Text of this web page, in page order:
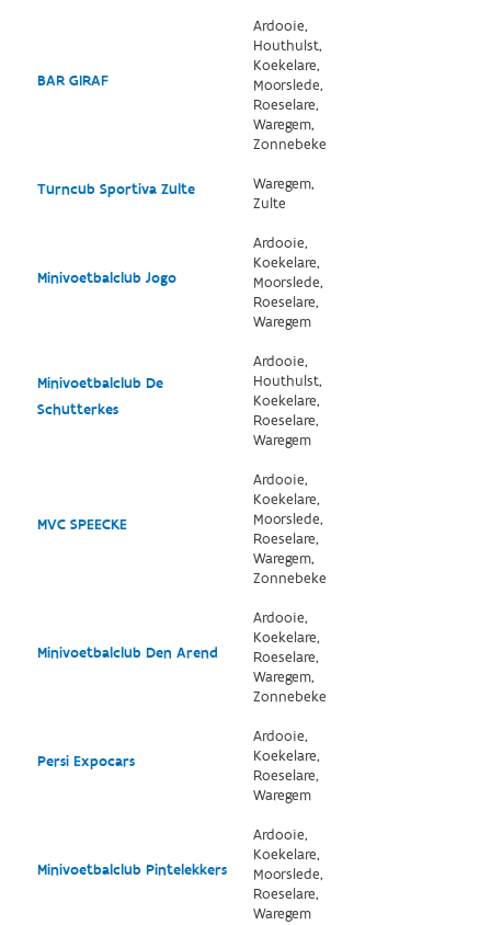
BAR GIRAF
Ardooie,
Houthulst,
Koekelare,
Moorslede,
Roeselare,
Waregem,
Zonnebeke
Turncub Sportiva Zulte
Waregem,
Zulte
Minivoetbalclub Jogo
Ardooie,
Koekelare,
Moorslede,
Roeselare,
Waregem
Minivoetbalclub De
Schutterkes
Ardooie,
Houthulst,
Koekelare,
Roeselare,
Waregem
MVC SPEECKE
Ardooie,
Koekelare,
Moorslede,
Roeselare,
Waregem,
Zonnebeke
Minivoetbalclub Den Arend
Ardooie,
Koekelare,
Roeselare,
Waregem,
Zonnebeke
Persi Expocars
Ardooie,
Koekelare,
Roeselare,
Waregem
Minivoetbalclub Pintelekkers
Ardooie,
Koekelare,
Moorslede,
Roeselare,
Waregem